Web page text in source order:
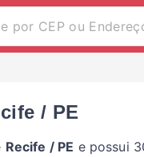
/ PE
Recife / PE e possui